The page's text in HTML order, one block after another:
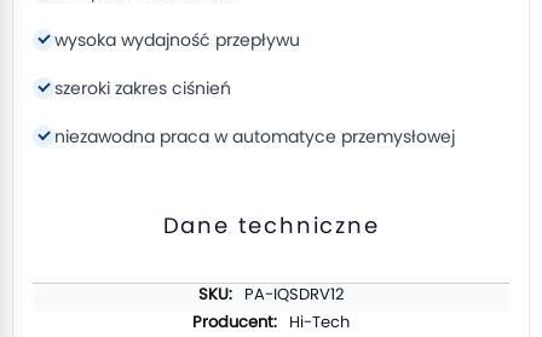
wysoka wydajność przepływu
szeroki zakres ciśnień
niezawodna praca w automatyce przemysłowej
Dane techniczne
PA-IQSDRV12
Hi-Tech